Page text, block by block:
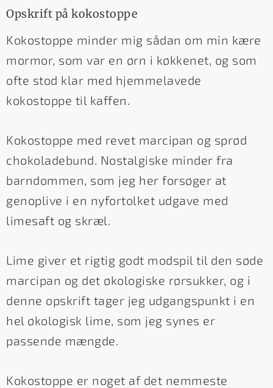
Opskrift på kokostoppe
Kokostoppe minder mig sådan om min kære
mormor, som var en ørn i køkkenet, og som
ofte stod klar med hjemmelavede
kokostoppe til kaffen.
Kokostoppe med revet marcipan og sprød
chokoladebund. Nostalgiske minder fra
barndommen, som jeg her forsøger at
genoplive i en nyfortolket udgave med
limesaft og skræl.
Lime giver et rigtig godt modspil til den søde
marcipan og det økologiske rørsukker, og i
denne opskrift tager jeg udgangspunkt i en
hel økologisk lime, som jeg synes er
passende mængde.
Kokostoppe er noget af det nemmeste